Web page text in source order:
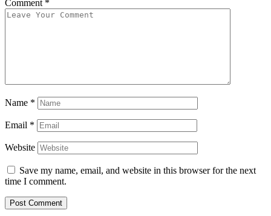
Comment *
Name *
Email *
Website
Save my name, email, and website in this browser for the next
time I comment.